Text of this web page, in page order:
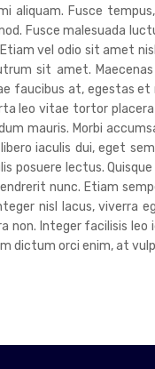
Fusce
Fusce malesuada
vel odio sit amet
sit amet.
faucibus at, egestas
leo vitae tortor
mauris. Morbi
iaculis dui, eget
posuere lectus.
nunc. Etiam
nisl lacus, viverra
non. Integer facilisis
dictum orci enim, at